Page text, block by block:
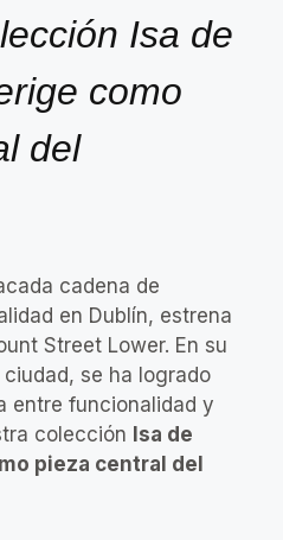
Isa de
como
del
cadena de
en Dublín, estrena
Street Lower. En su
se ha logrado
entre funcionalidad y
colección Isa de
pieza central del